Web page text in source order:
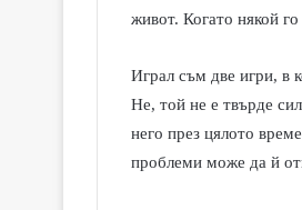
живот. Когато някой
Играл съм две игри, в
Не, той не е твърде
него през цялото
проблеми може да й